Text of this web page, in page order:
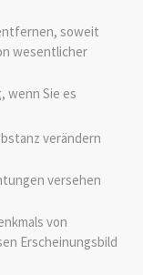
soweit
wesentlicher
, wenn Sie es
verändern
versehen
von
Erscheinungsbild